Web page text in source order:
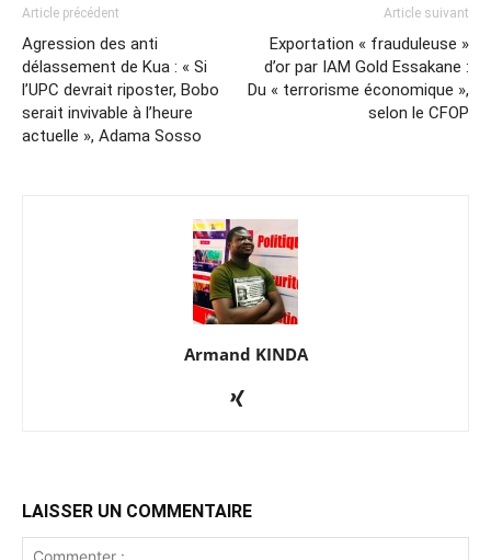
Article précédent
Agression des anti
délassement de Kua : « Si
l’UPC devrait riposter, Bobo
serait invivable à l’heure
actuelle », Adama Sosso
Article suivant
Exportation « frauduleuse »
d’or par IAM Gold Essakane :
Du « terrorisme économique »,
selon le CFOP
Armand KINDA
LAISSER UN COMMENTAIRE